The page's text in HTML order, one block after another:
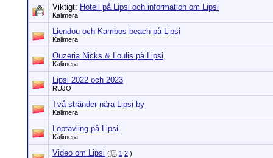
Viktigt: Hotell på Lipsi och information om Lipsi
Kalimera
Liendou och Kambos beach på Lipsi
Kalimera
Ouzeria Nicks & Loulis på Lipsi
Kalimera
Lipsi 2022 och 2023
RUJO
Två stränder nära Lipsi by
Kalimera
Löptävling på Lipsi
Kalimera
Video om Lipsi ( 1 2 )